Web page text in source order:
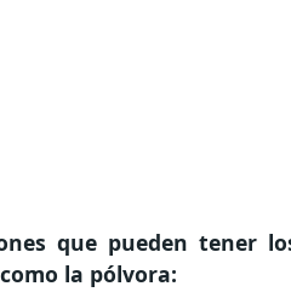
que pueden tener
la pólvora: